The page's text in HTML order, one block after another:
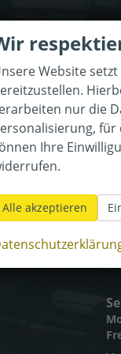
wir
Wir
Website
nur die
für
Ihre
Alle akzeptieren